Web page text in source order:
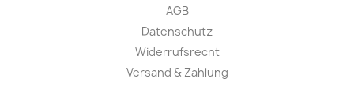
AGB
Datenschutz
Widerrufsrecht
Versand & Zahlung